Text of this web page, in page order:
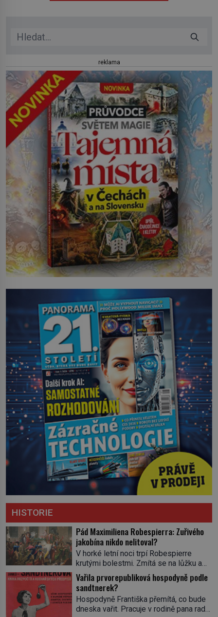
reklama
HISTORIE
Pád Maximiliena Robespierra: Zuřivého
jakobína nikdo nelitoval?
V horké letní noci trpí Robespierre
krutými bolestmi. Zmítá se na lůžku a
hlavou mu víří kolotoč myšlenek. Když
se probere z mdlob, vzpomene si na
jednu z pařížských jasnovidek, kterou
před lety navštívil. Prorokovala mu
tragický osud. Tehdy se jí vysmál.
Vařila prvorepubliková hospodyně podle
sandtnerek?
Hospodyně Františka přemítá, co bude
dneska vařit. Pracuje v rodině pana rady